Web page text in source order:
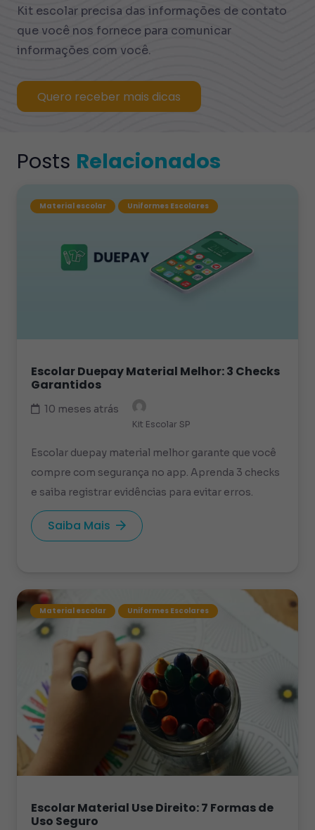
Kit escolar precisa das informações de contato
que você nos fornece para comunicar
informações com você.
Quero receber mais dicas
Posts Relacionados
Material escolar Uniformes Escolares
Escolar Duepay Material Melhor: 3 Checks
Garantidos
10 meses atrás
Kit Escolar SP
Escolar duepay material melhor garante que você
compre com segurança no app. Aprenda 3 checks
e saiba registrar evidências para evitar erros.
Saiba Mais
Material escolar Uniformes Escolares
Escolar Material Use Direito: 7 Formas de
Uso Seguro